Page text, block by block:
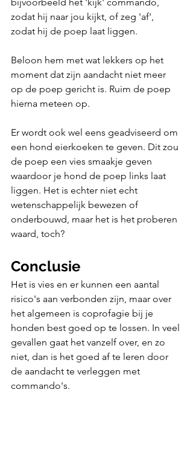
bijvoorbeeld het 'kijk' commando,
zodat hij naar jou kijkt, of zeg 'af',
zodat hij de poep laat liggen.
Beloon hem met wat lekkers op het
moment dat zijn aandacht niet meer
op de poep gericht is. Ruim de poep
hierna meteen op.
Er wordt ook wel eens geadviseerd om
een hond eierkoeken te geven. Dit zou
de poep een vies smaakje geven
waardoor je hond de poep links laat
liggen. Het is echter niet echt
wetenschappelijk bewezen of
onderbouwd, maar het is het proberen
waard, toch?
Conclusie
Het is vies en er kunnen een aantal
risico's aan verbonden zijn, maar over
het algemeen is coprofagie bij je
honden best goed op te lossen. In veel
gevallen gaat het vanzelf over, en zo
niet, dan is het goed af te leren door
de aandacht te verleggen met
commando's.